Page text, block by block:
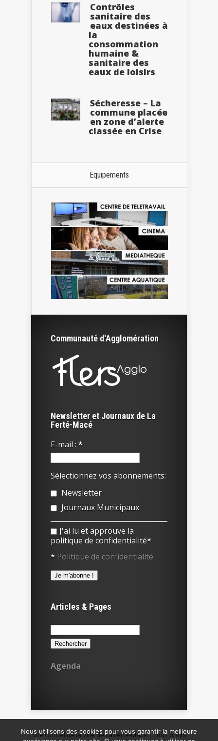
Contrôles
sanitaire des
eaux destinées à
la
consommation
humaine &
sanitaire des
eaux de loisirs
Sécheresse – La
commune placée
en zone d’alerte
classée en Crise
Equipements
Communauté d'Agglomération
Newsletter et Journaux de La
Ferté-Macé
E-mail : *
Sélectionnez vos abonnements:
Newsletter
Journaux Municipaux
J'ai lu et approuve la
politique de confidentialité*
* Politique de confidentialité
Articles & Pages
Rechercher :
Agenda
Site Officiel de la Ville de La Ferté-Macé | Tous droits
Nous utilisons des cookies pour vous garantir la meilleure